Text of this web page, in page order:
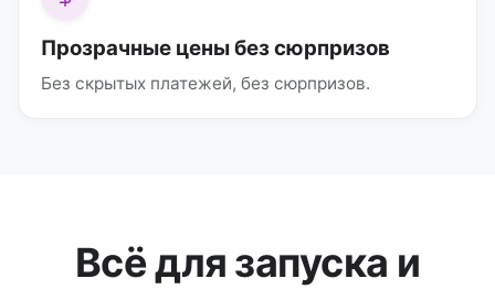
Прозрачные цены без сюрпризов
Без скрытых платежей, без сюрпризов.
Всё для запуска и